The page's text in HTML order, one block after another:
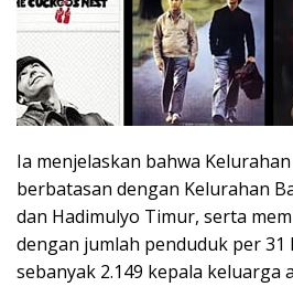
Ia menjelaskan bahwa
berbatasan dengan Kelurahan
dan Hadimulyo Timur, serta
dengan jumlah penduduk per 31
sebanyak 2.149 kepala keluarga